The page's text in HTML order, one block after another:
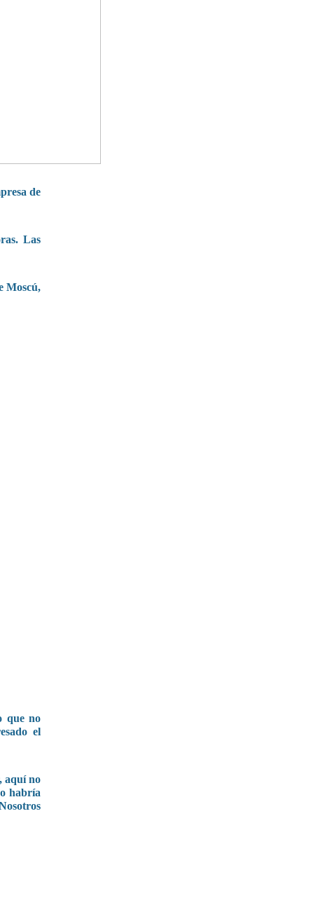
de
Las
Moscú,
que no
el
aquí no
habría